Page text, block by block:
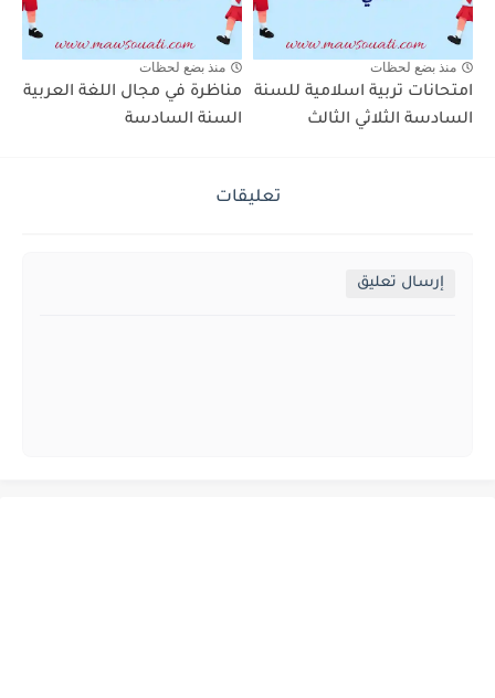
منذ بضع لحظات
امتحانات تربية اسلامية للسنة
السادسة الثلاثي الثالث
منذ بضع لحظات
مناظرة في مجال اللغة العربية
السنة السادسة
تعليقات
إرسال تعليق